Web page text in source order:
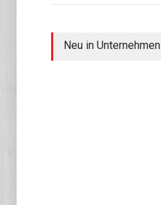
Neu in Unternehmen